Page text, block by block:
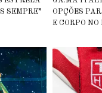
SEMPRE”
OPÇÕES
E CORPO